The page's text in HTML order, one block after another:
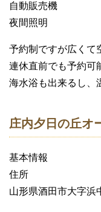
自動販売機
夜間照明
予約制ですが広くて
連休直前でも予約可
海水浴も出来るし、
庄内夕日の丘オ
基本情報
住所
山形県酒田市大字浜